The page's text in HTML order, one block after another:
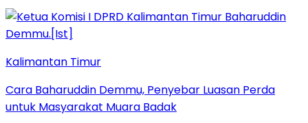
Kalimantan Timur
Cara Baharuddin Demmu, Penyebar Luasan Perda
untuk Masyarakat Muara Badak